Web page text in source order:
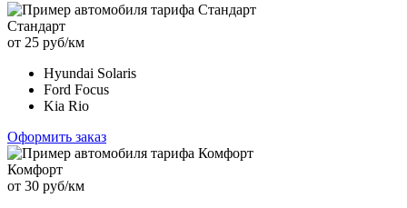
Стандарт
от 25 руб/км
Hyundai Solaris
Ford Focus
Kia Rio
Оформить заказ
Комфорт
от 30 руб/км